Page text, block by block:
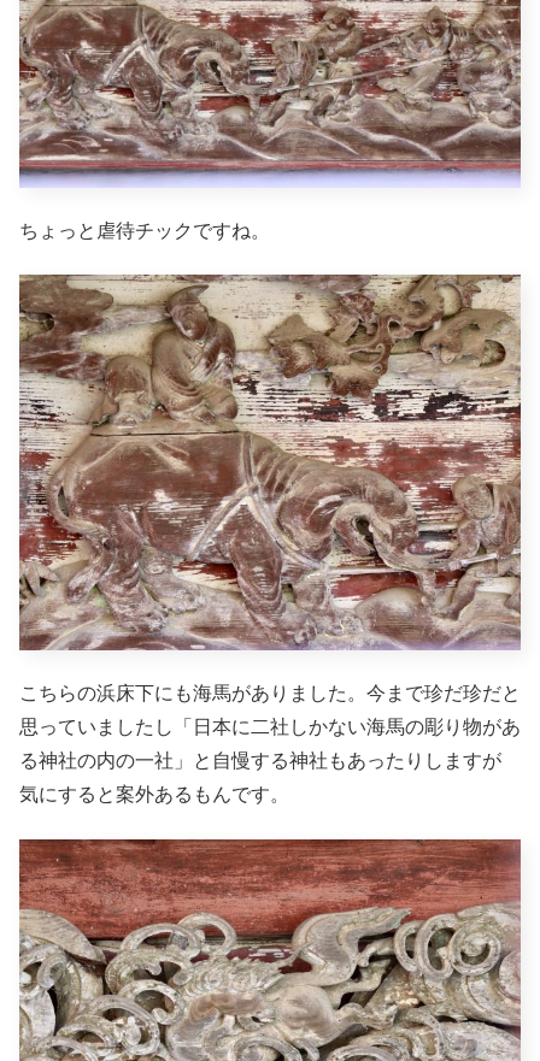
ちょっと虐待チックですね。
こちらの浜床下にも海馬がありました。今まで珍だ珍だと
思っていましたし「日本に二社しかない海馬の彫り物があ
る神社の内の一社」と自慢する神社もあったりしますが
気にすると案外あるもんです。